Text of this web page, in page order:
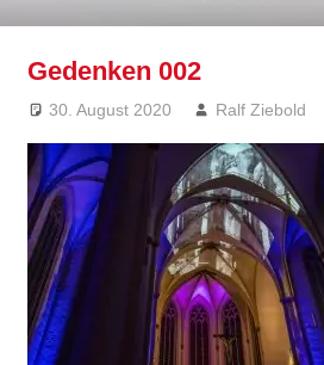
Gedenken 002
30. August 2020 Ralf Ziebold